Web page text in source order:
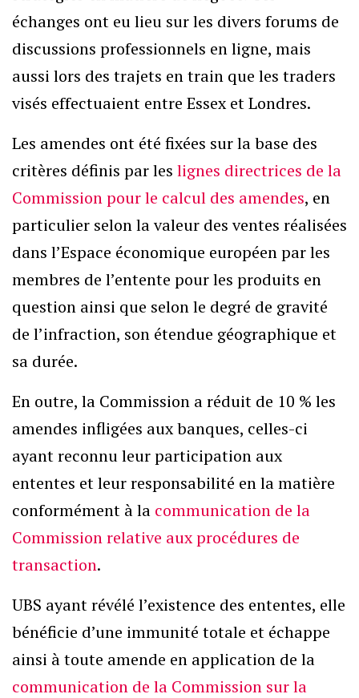
échanges ont eu lieu sur les divers forums de
discussions professionnels en ligne, mais
aussi lors des trajets en train que les traders
visés effectuaient entre Essex et Londres.
Les amendes ont été fixées sur la base des
critères définis par les lignes directrices de la
Commission pour le calcul des amendes, en
particulier selon la valeur des ventes réalisées
dans l’Espace économique européen par les
membres de l’entente pour les produits en
question ainsi que selon le degré de gravité
de l’infraction, son étendue géographique et
sa durée.
En outre, la Commission a réduit de 10 % les
amendes infligées aux banques, celles-ci
ayant reconnu leur participation aux
ententes et leur responsabilité en la matière
conformément à la communication de la
Commission relative aux procédures de
transaction.
UBS ayant révélé l’existence des ententes, elle
bénéficie d’une immunité totale et échappe
ainsi à toute amende en application de la
communication de la Commission sur la